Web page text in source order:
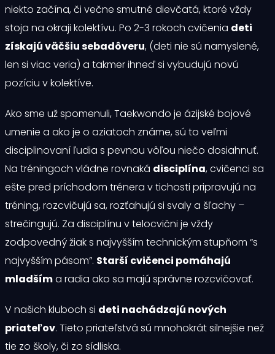
niekto začína, či večne smutné dievčatá, ktoré vždy
stoja na okraji kolektívu. Po 2-3 rokoch cvičenia deti
získajú väčšiu sebadôveru, (deti nie sú namyslené,
len si viac veria) a takmer ihneď si vybudujú novú
pozíciu v kolektíve.
Ako sme už spomenuli, Taekwondo je ázijské bojové
umenie a ako je o aziatoch známe, sú to veľmi
disciplinovaní ľudia s pevnou vôľou niečo dosiahnuť.
Na tréningoch vládne rovnaká disciplína, cvičenci sa
ešte pred príchodom trénera v tichosti pripravujú na
tréning, rozcvičujú sa, rozťahujú si svaly a šľachy –
strečingujú. Za disciplínu v telocvični je vždy
zodpovedný žiak s najvyšším technickým stupňom “s
najvyšším pásom”. Starší cvičenci pomáhajú
mladšíma radia ako sa majú správne rozcvičovať.
V našich kluboch si deti nachádzajú nových
priateľov. Tieto priateľstvá sú mnohokrát silnejšie než
tie zo školy, či zo sídliska.